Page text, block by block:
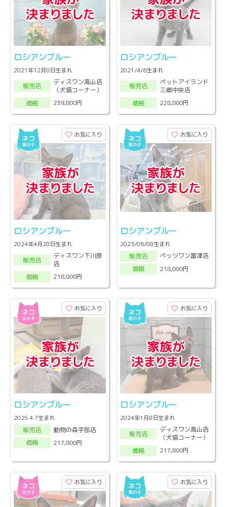
ロシアンブルー
2021年12月8日生まれ
販売店
ディスワン高山店
（犬猫コーナー）
価格
239,800円
ロシアンブルー
2021/4/6生まれ
販売店
ペットアイランド
三郷中央店
価格
228,800円
お気に入り
ロシアンブルー
2024年4月28日生まれ
販売店
ディスワン下川原
店
価格
218,000円
お気に入り
ロシアンブルー
2023/06/08生まれ
販売店
ペッツワン富津店
価格
218,000円
お気に入り
ロシアンブルー
2025.4.7生まれ
販売店
動物の森宇部店
価格
217,800円
お気に入り
ロシアンブルー
2024年1月8日生まれ
販売店
ディスワン高山店
（犬猫コーナー）
価格
217,800円
お気に入り お気に入り